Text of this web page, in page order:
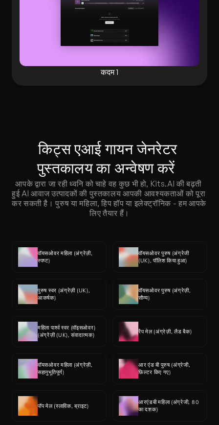
कदम 1
किट्स एआई गायन जेनरेटर
पुस्तकालय का अन्वेषण करें
आपके द्वारा जा रही ध्वनि को चाहे वह कुछ भी हो, Kits.AI की बढ़ती
हुई AI आवाज उत्पादकों की पुस्तकालय आपकी आवश्यकताओं को पूरा
कर सकती है। पुरुष या महिला, हिप हॉप या इलेक्ट्रॉनिक - हम आपके
लिए तैयार हैं।
वॉयसओवर महिला (अंग्रेज़ी,
स्पष्ट)
वॉयसओवर पुरुष (अंग्रेजी
(UK), पॉलिश किया हुआ)
पुरुष स्वर (अंग्रेज़ी (UK),
आकर्षक)
वॉयसओवर पुरुष (अंग्रेज़ी,
सौम्य)
महिला पार्श्व स्वर (वॉइसओवर)
(अंग्रेज़ी (UK), संवादात्मक)
रैप मेल (अंग्रेज़ी, लैड बैक)
वॉयसओवर महिला (अंग्रेज़ी,
सहानुभूतिपूर्ण)
आर एंड बी पुरुष (अंग्रेजी,
फ़िल्टर किए गए)
पॉप मेल (स्लाविक, ब्राइट)
आरएंडबी महिला (अंग्रेजी, 80
का दशक)